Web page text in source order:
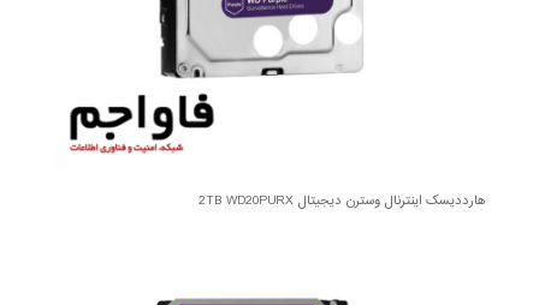
هارددیسک اینترنال وسترن دیجیتال 2TB WD20PURX